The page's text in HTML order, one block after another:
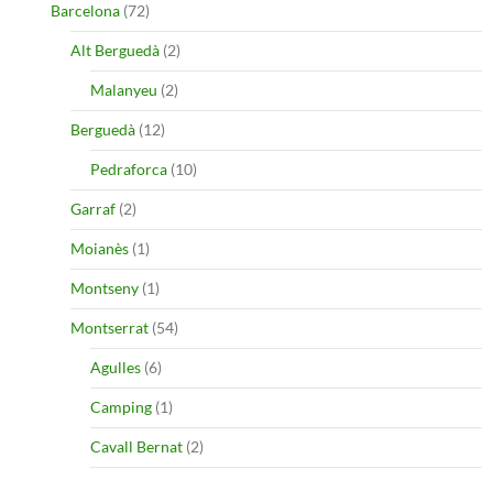
Barcelona (72)
Alt Berguedà (2)
Malanyeu (2)
Berguedà (12)
Pedraforca (10)
Garraf (2)
Moianès (1)
Montseny (1)
Montserrat (54)
Agulles (6)
Camping (1)
Cavall Bernat (2)